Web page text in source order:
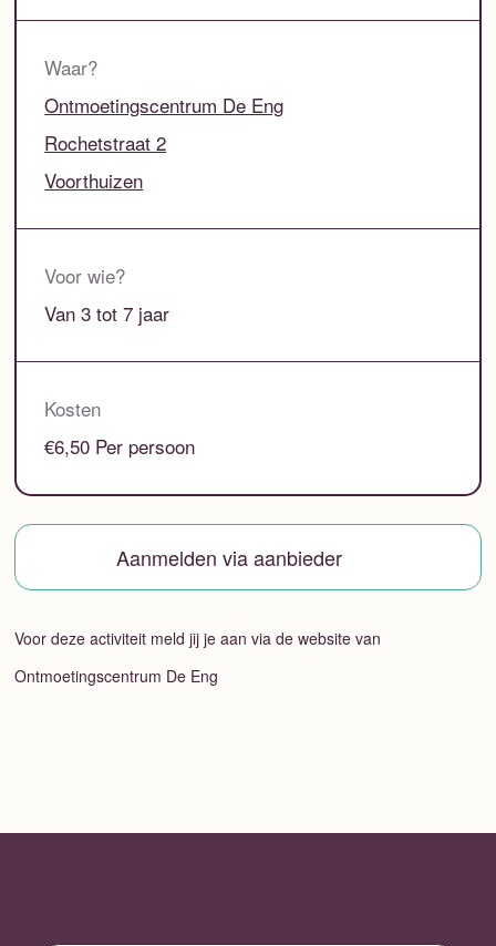
Waar?
Ontmoetingscentrum De Eng
Rochetstraat 2
Voorthuizen
Voor wie?
Van 3 tot 7 jaar
Kosten
€6,50 Per persoon
Aanmelden via aanbieder
Voor deze activiteit meld jij je aan via de website van
Ontmoetingscentrum De Eng